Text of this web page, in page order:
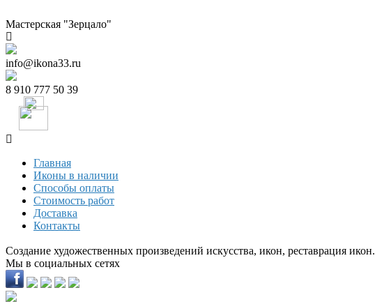
Мастерская "Зерцало"
info@ikona33.ru
8 910 777 50 39
Главная
Иконы в наличии
Способы оплаты
Стоимость работ
Доставка
Контакты
Создание художественных произведений искусства, икон, реставрация икон.
Мы в социальных сетях